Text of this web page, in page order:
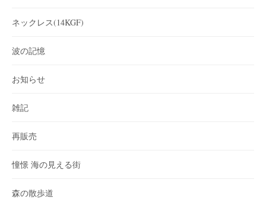
ネックレス(14KGF)
波の記憶
お知らせ
雑記
再販売
憧憬 海の見える街
森の散歩道